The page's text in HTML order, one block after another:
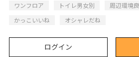
ワンフロア
トイレ男女別 周辺環境
かっこいいね
オシャレだね
ログイン